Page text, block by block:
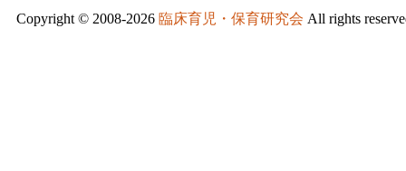
Copyright © 2008-2026 臨床育児・保育研究会 All rights